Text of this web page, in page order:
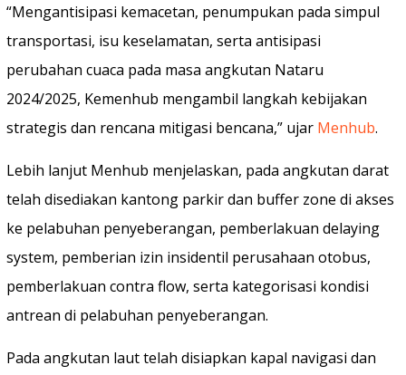
“Mengantisipasi kemacetan, penumpukan pada simpul
transportasi, isu keselamatan, serta antisipasi
perubahan cuaca pada masa angkutan Nataru
2024/2025, Kemenhub mengambil langkah kebijakan
strategis dan rencana mitigasi bencana,” ujar Menhub.
Lebih lanjut Menhub menjelaskan, pada angkutan darat
telah disediakan kantong parkir dan buffer zone di akses
ke pelabuhan penyeberangan, pemberlakuan delaying
system, pemberian izin insidentil perusahaan otobus,
pemberlakuan contra flow, serta kategorisasi kondisi
antrean di pelabuhan penyeberangan.
Pada angkutan laut telah disiapkan kapal navigasi dan